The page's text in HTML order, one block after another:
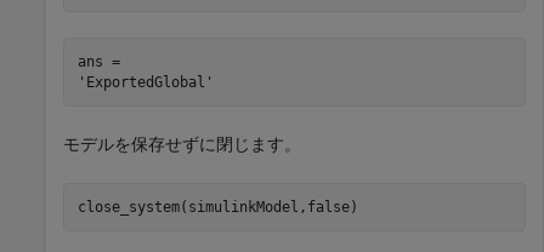
ans =
モデルを保存せずに閉じます。
close_system(simulinkModel,false)